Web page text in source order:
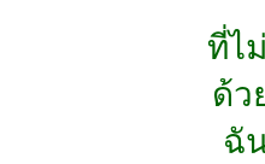
ที่ไ
ด้ว
ฉั